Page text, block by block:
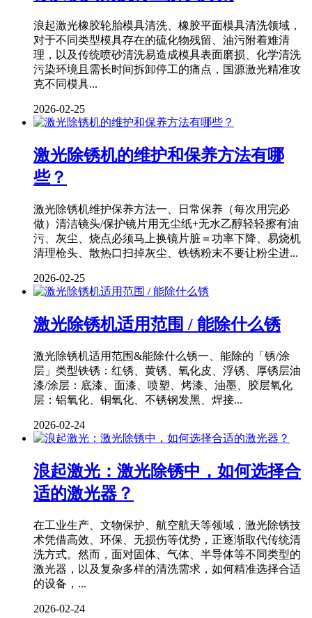
浪起激光橡胶轮胎模具清洗、橡胶平面模具清洗领域，
对于不同类型模具存在的硫化物残留、油污附着难清
理，以及传统喷砂清洗易造成模具表面磨损、化学清洗
污染环境且需长时间拆卸停工的痛点，国源激光精准攻
克不同模具...
2026-02-25
激光除锈机的维护和保养方法有哪
些？
激光除锈机维护保养方法一、日常保养（每次用完必
做）清洁镜头/保护镜片用无尘纸+无水乙醇轻轻擦有油
污、灰尘、烧点必须马上换镜片脏＝功率下降、易烧机
清理枪头、散热口扫掉灰尘、铁锈粉末不要让粉尘进...
2026-02-25
激光除锈机适用范围 / 能除什么锈
激光除锈机适用范围&能除什么锈一、能除的「锈/涂
层」类型铁锈：红锈、黄锈、氧化皮、浮锈、厚锈层油
漆/涂层：底漆、面漆、喷塑、烤漆、油墨、胶层氧化
层：铝氧化、铜氧化、不锈钢发黑、焊接...
2026-02-24
浪起激光：激光除锈中，如何选择合
适的激光器？
在工业生产、文物保护、航空航天等领域，激光除锈技
术凭借高效、环保、无损伤等优势，正逐渐取代传统清
洗方式。然而，面对固体、气体、半导体等不同类型的
激光器，以及复杂多样的清洗需求，如何精准选择合适
的设备，...
2026-02-24